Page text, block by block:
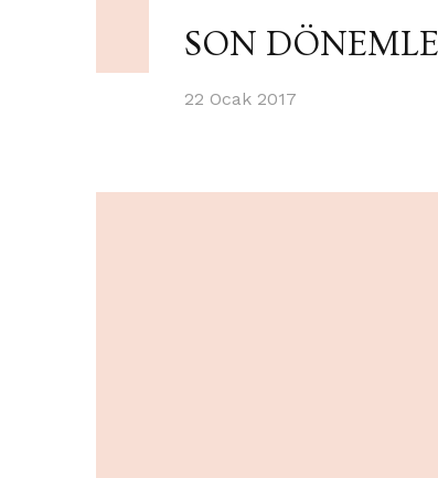
SON
22 Ocak 2017